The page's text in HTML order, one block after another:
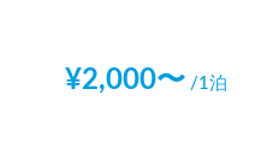
¥2,000〜 /1泊